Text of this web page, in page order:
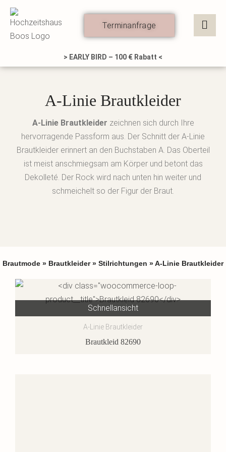
Zum
Inhalt
springen
Terminanfrage
> EARLY BIRD – 100 € Rabatt <
A-Linie Brautkleider
A-Linie Brautkleider zeichnen sich durch Ihre
hervorragende Passform aus. Der Schnitt der A-Linie
Brautkleider erinnert an den Buchstaben A. Das Oberteil
ist meist anschmiegsam am Körper und betont das
Dekolleté. Der Rock wird nach unten hin weiter und
schmeichelt so der Figur der Braut.
Brautmode » Brautkleider» Stilrichtungen » A-Linie Brautkleider
Schnellansicht
A-Linie Brautkleider
Brautkleid 82690